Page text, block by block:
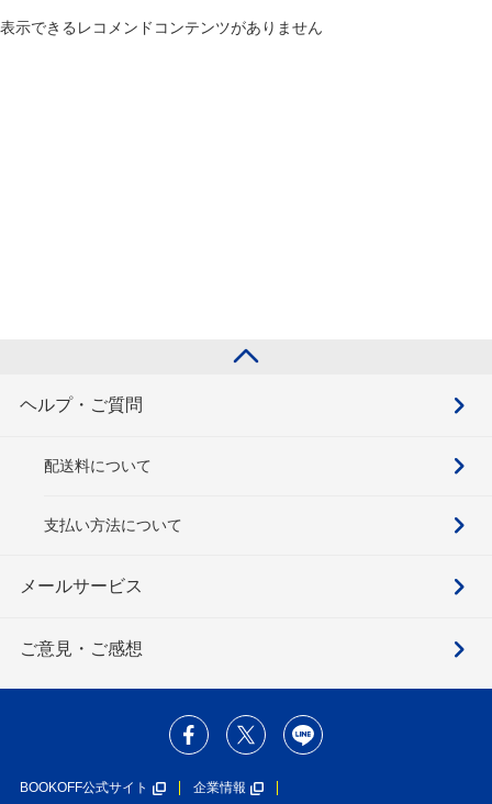
表示できるレコメンドコンテンツがありません
ヘルプ・ご質問
配送料について
支払い方法について
メールサービス
ご意見・ご感想
BOOKOFF公式サイト 企業情報